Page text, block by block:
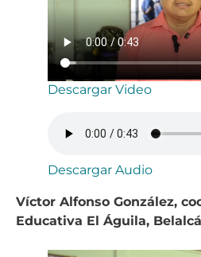
Descargar Video
Descargar Audio
Víctor Alfonso González,
Educativa El Águila,